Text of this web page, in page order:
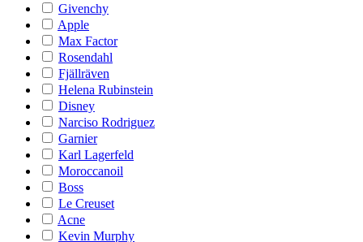
Givenchy
Apple
Max Factor
Rosendahl
Fjällräven
Helena Rubinstein
Disney
Narciso Rodriguez
Garnier
Karl Lagerfeld
Moroccanoil
Boss
Le Creuset
Acne
Kevin Murphy